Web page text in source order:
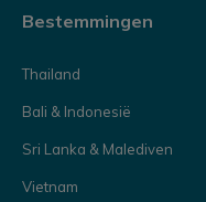
Bestemmingen
Thailand
Bali & Indonesië
Sri Lanka & Malediven
Vietnam